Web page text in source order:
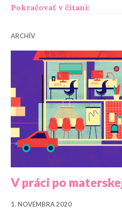
Pokračovať v čítaní:„Mať či
ARCHÍV
V práci po
1. NOVEMBRA 2020